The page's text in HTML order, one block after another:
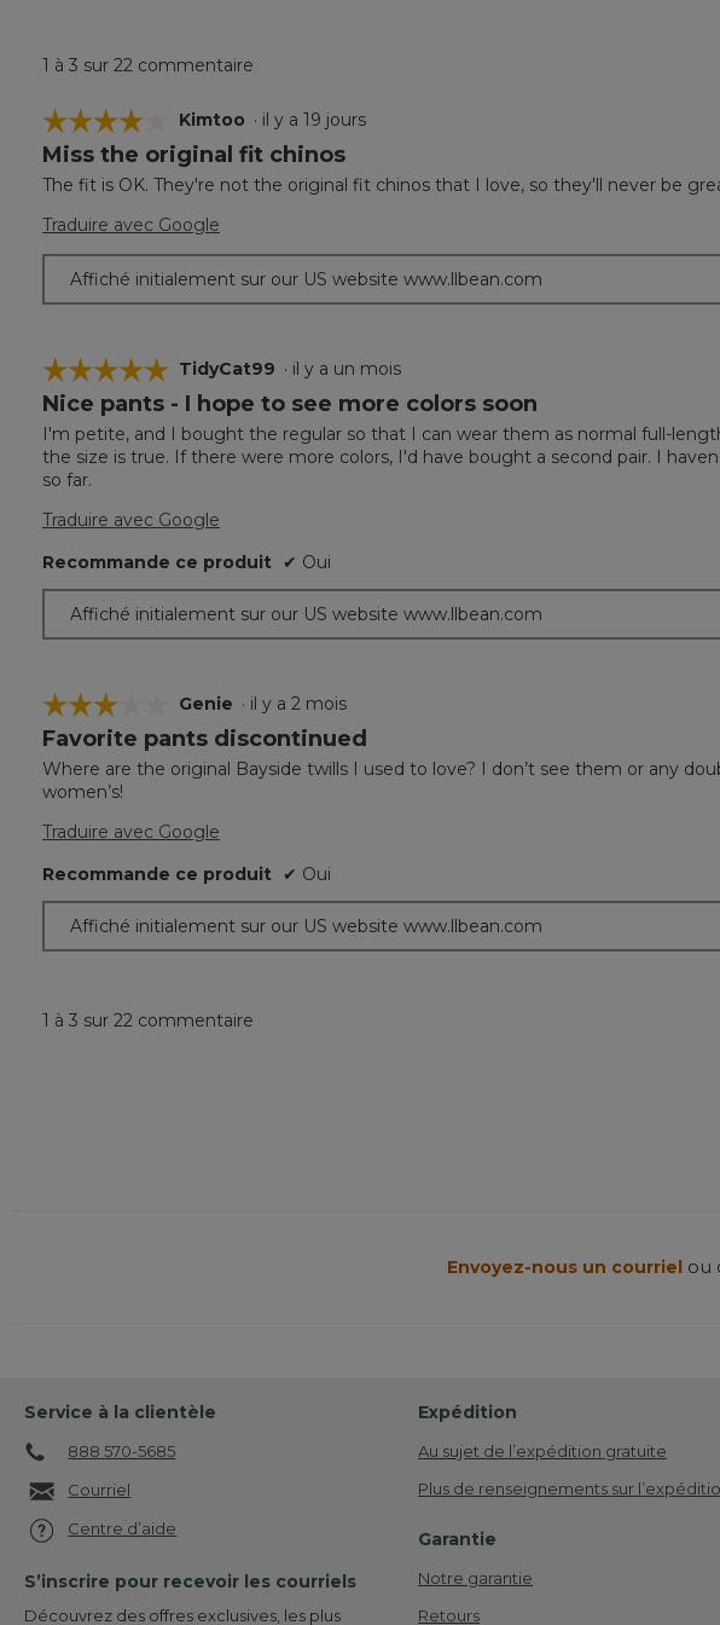
1 à 3 sur 22 commentaire
☆☆☆☆☆
☆☆☆☆☆
4
sur
5.
Kimtoo · il y a 19 jours
Miss the original fit chinos
The fit is OK. They're not the original fit chinos that I love, so they'll never be
Traduire avec Google
Affiché initialement sur our US website www.llbean.com
☆☆☆☆☆
☆☆☆☆☆
5
sur
5.
TidyCat99 · il y a un mois
Nice pants - I hope to see more colors soon
I'm petite, and I bought the regular so that I can wear them as normal full-
the size is true. If there were more colors, I'd have bought a second pair. I
so far.
Traduire avec Google
Recommande ce produit ✔ Oui
Affiché initialement sur our US website www.llbean.com
☆☆☆☆☆
☆☆☆☆☆
3
sur
5.
Genie · il y a 2 mois
Favorite pants discontinued
Where are the original Bayside twills I used to love? I don’t see them or any
women’s!
Traduire avec Google
Recommande ce produit ✔ Oui
Affiché initialement sur our US website www.llbean.com
1 à 3 sur 22 commentaire
Envoyez-nous un courrielou
Service à la clientèle
888 570-5685
Courriel
Centre d’aide
S’inscrire pour recevoir les courriels
Découvrez des offres exclusives, les plus
Expédition
Au sujet de l’expédition gratuite
Plus de renseignements sur
Garantie
Notre garantie
Retours